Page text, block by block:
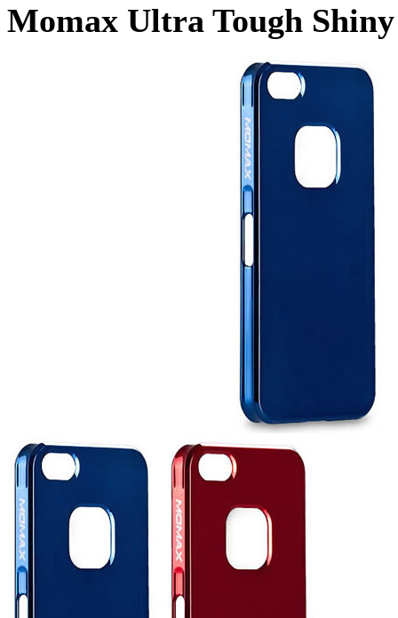
Momax Ultra Tough